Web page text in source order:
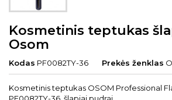
Kosmetinis teptukas
Osom
Kodas PF0082TY-36 Prekės ženklas
Kosmetinis teptukas OSOM Professional